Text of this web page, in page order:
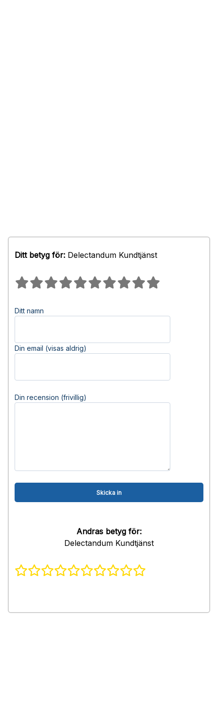
Ditt betyg för: Delectandum Kundtjänst
Ditt namn
Din email (visas aldrig)
Din recension (frivillig)
Andras betyg för:
Delectandum Kundtjänst